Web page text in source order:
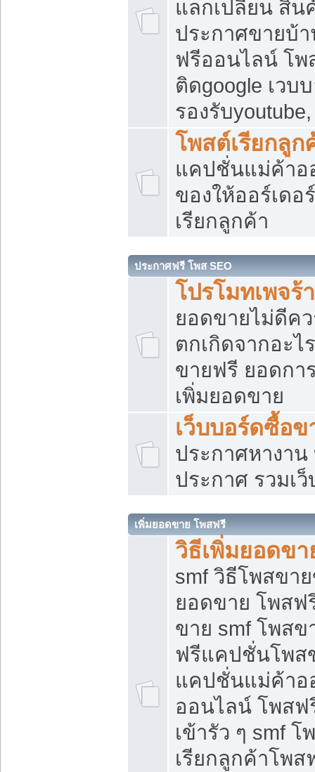
แลกเปลี่ยน สิน
ประกาศขายบ้
ฟรีออนไลน์ โพ
ติดgoogle เวบ
รองรับ
โพสต์เรียกลูก
แคปชั่นแม่ค้าอ
ของให้ออร์เดอ
เรียกลูกค้า
ประกาศฟรี โพส SEO
โปรโมทเพจร้
ยอดขายไม่ดีค
ตกเกิดจากอะไ
ขายฟรี ยอดกา
เพิ่มยอดขาย
เว็บบอร์ดซื้อข
ประกาศหางาน
ประกาศ รวมเ
เพิ่มยอดขาย โพสฟรี
วิธีเพิ่มยอดข
smf วิธีโพสขา
ยอดขาย โพสฟ
ขาย smf โพส
ฟรีแคปชั่นโพส
แคปชั่นแม่ค้า
ออนไลน์ โพสฟ
เข้ารัว ๆ smf
เรียกลูกค้าโพส